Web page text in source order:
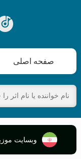
صفحه اصلی
وبسایت